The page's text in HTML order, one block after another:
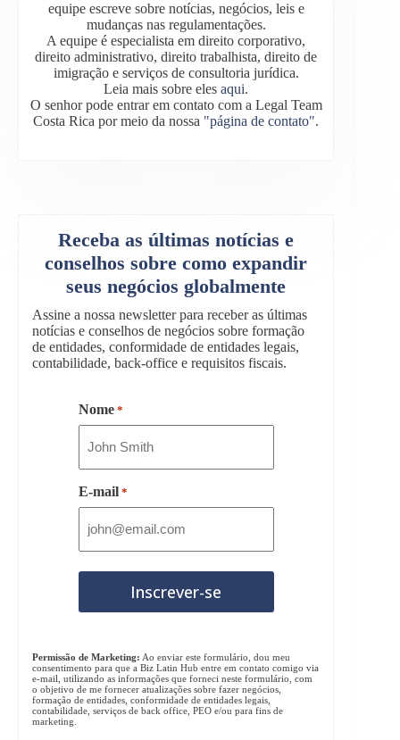
equipe escreve sobre notícias, negócios, leis e
mudanças nas regulamentações.
A equipe é especialista em direito corporativo,
direito administrativo, direito trabalhista, direito de
imigração e serviços de consultoria jurídica.
Leia mais sobre elesaqui.
O senhor pode entrar em contato com a Legal Team
Costa Rica por meio da nossa "página de contato".
Receba as últimas notícias e
conselhos sobre como expandir
seus negócios globalmente
Assine a nossa newsletter para receber as últimas
notícias e conselhos de negócios sobre formação
de entidades, conformidade de entidades legais,
contabilidade, back-office e requisitos fiscais.
Nome *
E-mail *
Permissão de Marketing: Ao enviar este formulário, dou meu
consentimento para que a Biz Latin Hub entre em contato comigo via
e-mail, utilizando as informações que forneci neste formulário, com
o objetivo de me fornecer atualizações sobre fazer negócios,
formação de entidades, conformidade de entidades legais,
contabilidade, serviços de back office, PEO e/ou para fins de
marketing.